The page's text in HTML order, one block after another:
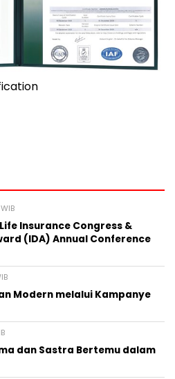
Insurance Congress &
(IDA) Annual Conference
Modern melalui Kampanye
dan Sastra Bertemu dalam